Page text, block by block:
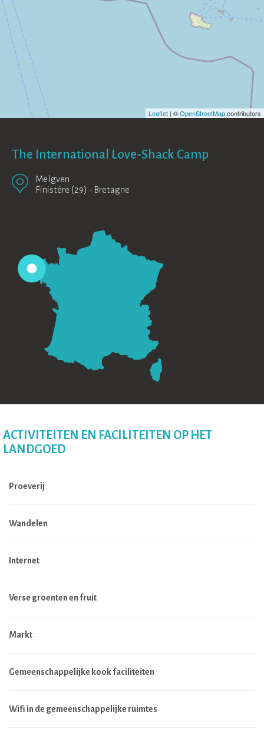
Leaflet | ©OpenStreetMapcontributors
The International Love-Shack Camp
Melgven
Finistère (29) - Bretagne
ACTIVITEITEN EN FACILITEITEN OP HET
LANDGOED
Proeverij
Wandelen
Internet
Verse groenten en fruit
Markt
Gemeenschappelijke kook faciliteiten
Wifi in de gemeenschappelijke ruimtes